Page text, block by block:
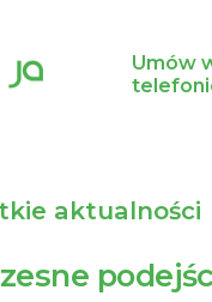
Umów
aktualności